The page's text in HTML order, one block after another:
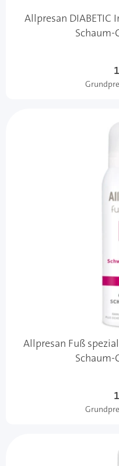
Allpresan DIABETIC
Allpresan Fuß